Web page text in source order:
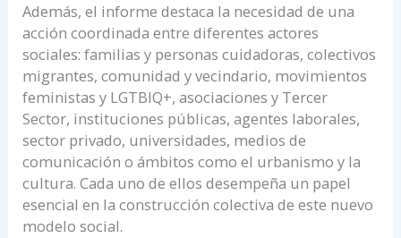
Además, el informe destaca la necesidad de una
acción coordinada entre diferentes actores
sociales: familias y personas cuidadoras, colectivos
migrantes, comunidad y vecindario, movimientos
feministas y LGTBIQ+, asociaciones y Tercer
Sector, instituciones públicas, agentes laborales,
sector privado, universidades, medios de
comunicación o ámbitos como el urbanismo y la
cultura. Cada uno de ellos desempeña un papel
esencial en la construcción colectiva de este nuevo
modelo social.